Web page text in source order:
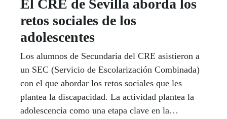
El CRE de Sevilla aborda los
retos sociales de los
adolescentes
Los alumnos de Secundaria del CRE asistieron a
un SEC (Servicio de Escolarización Combinada)
con el que abordar los retos sociales que les
plantea la discapacidad. La actividad plantea la
adolescencia como una etapa clave en la